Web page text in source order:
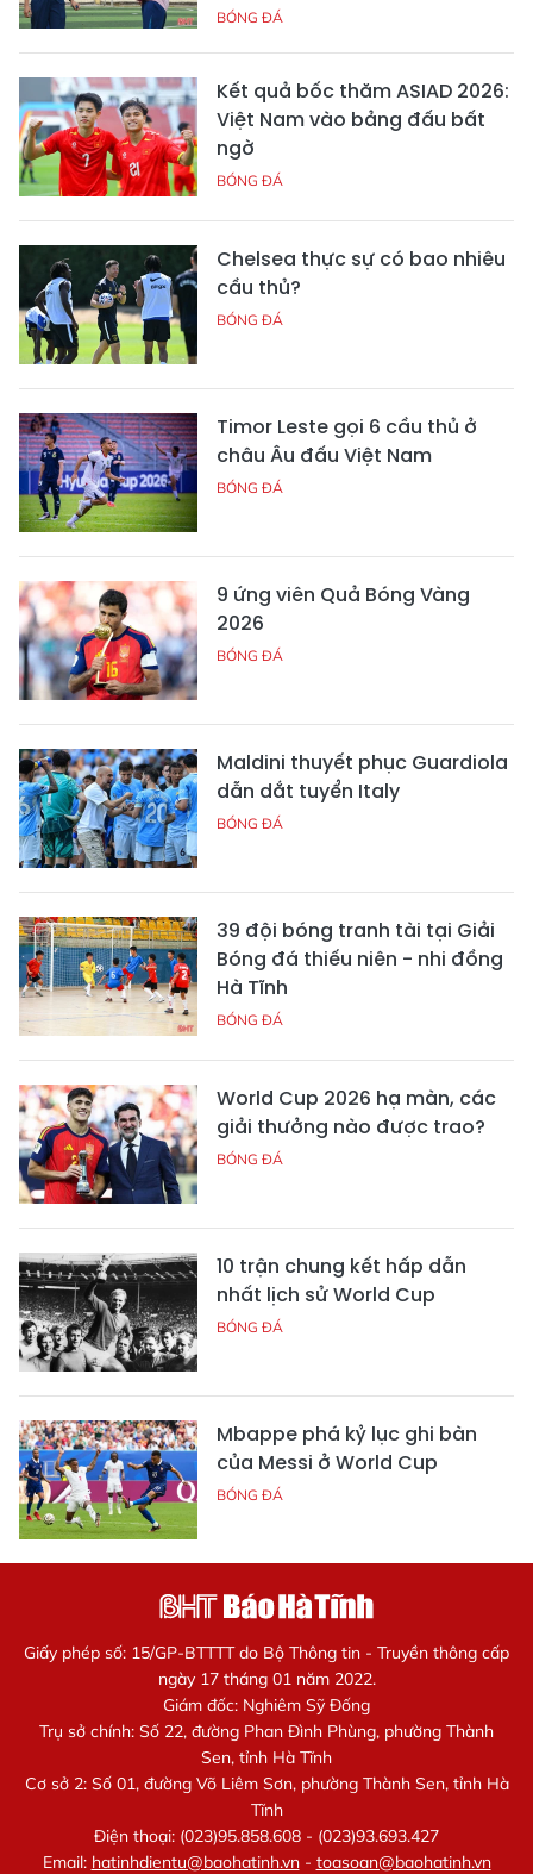
BÓNG ĐÁ
Kết quả bốc thăm ASIAD 2026:
Việt Nam vào bảng đấu bất
ngờ
BÓNG ĐÁ
Chelsea thực sự có bao nhiêu
cầu thủ?
BÓNG ĐÁ
Timor Leste gọi 6 cầu thủ ở
châu Âu đấu Việt Nam
BÓNG ĐÁ
9 ứng viên Quả Bóng Vàng
2026
BÓNG ĐÁ
Maldini thuyết phục Guardiola
dẫn dắt tuyển Italy
BÓNG ĐÁ
39 đội bóng tranh tài tại Giải
Bóng đá thiếu niên - nhi đồng
Hà Tĩnh
BÓNG ĐÁ
World Cup 2026 hạ màn, các
giải thưởng nào được trao?
BÓNG ĐÁ
10 trận chung kết hấp dẫn
nhất lịch sử World Cup
BÓNG ĐÁ
Mbappe phá kỷ lục ghi bàn
của Messi ở World Cup
BÓNG ĐÁ
Giấy phép số: 15/GP-BTTTT do Bộ Thông tin - Truyền thông cấp
ngày 17 tháng 01 năm 2022.
Giám đốc: Nghiêm Sỹ Đống
Trụ sở chính: Số 22, đường Phan Đình Phùng, phường Thành
Sen, tỉnh Hà Tĩnh
Cơ sở 2: Số 01, đường Võ Liêm Sơn, phường Thành Sen, tỉnh Hà
Tĩnh
Điện thoại: (023)95.858.608 - (023)93.693.427
Email: hatinhdientu@baohatinh.vn- toasoan@baohatinh.vn